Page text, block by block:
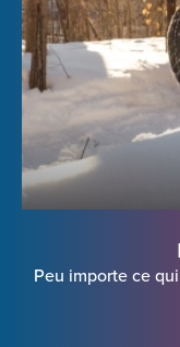
Peu importe ce